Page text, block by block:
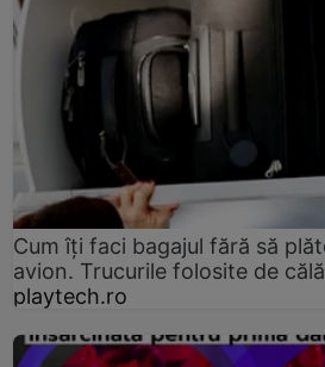
Cum îți faci bagajul fără să
avion. Trucurile folosite de
playtech.ro